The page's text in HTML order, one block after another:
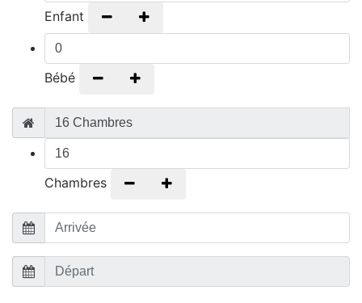
Enfant - +
Bébé - +
Chambres - +